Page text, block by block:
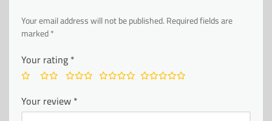
Your email address will not be published.Required fields are
marked*
Your rating*
Your review*